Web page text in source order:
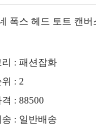
폭스 헤드 토트 캔버
: 패션잡화
: 2
: 88500
: 일반배송